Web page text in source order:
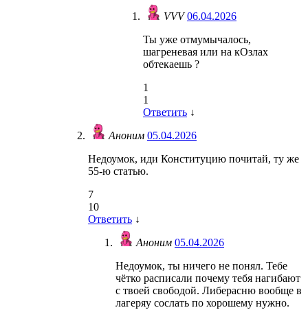
VVV06.04.2026
Ты уже отмумычалось,
шагреневая или на кОзлах
обтекаешь ?
1
1
Ответить ↓
Аноним 05.04.2026
Недоумок, иди Конституцию почитай, ту же
55-ю статью.
7
10
Ответить ↓
Аноним 05.04.2026
Недоумок, ты ничего не понял. Тебе
чётко расписали почему тебя нагибают
с твоей свободой. Либерасню вообще в
лагеряу сослать по хорошему нужно.